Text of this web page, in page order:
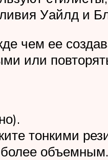
Уайлд и
чем ее
или
тонкими
более